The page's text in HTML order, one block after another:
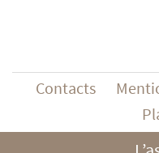
Contacts